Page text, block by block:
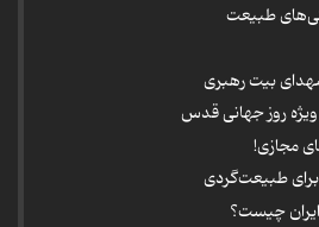
طبیعت
بیت رهبری
روز جهانی قدس
مجازی!
چیست؟